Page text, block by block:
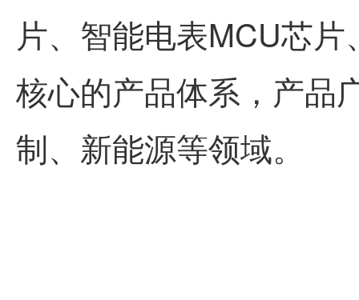
片、智能电表MCU芯
核心的产品体系，产品
制、新能源等领域。